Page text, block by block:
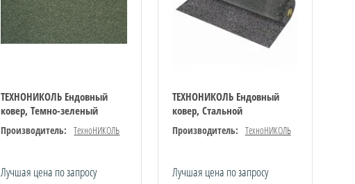
ТЕХНОНИКОЛЬ Ендовный
ковер, Темно-зеленый
Производитель: ТехноНИКОЛЬ
Лучшая цена по запросу
ТЕХНОНИКОЛЬ Ендовный
ковер, Стальной
Производитель: ТехноНИКОЛЬ
Лучшая цена по запросу